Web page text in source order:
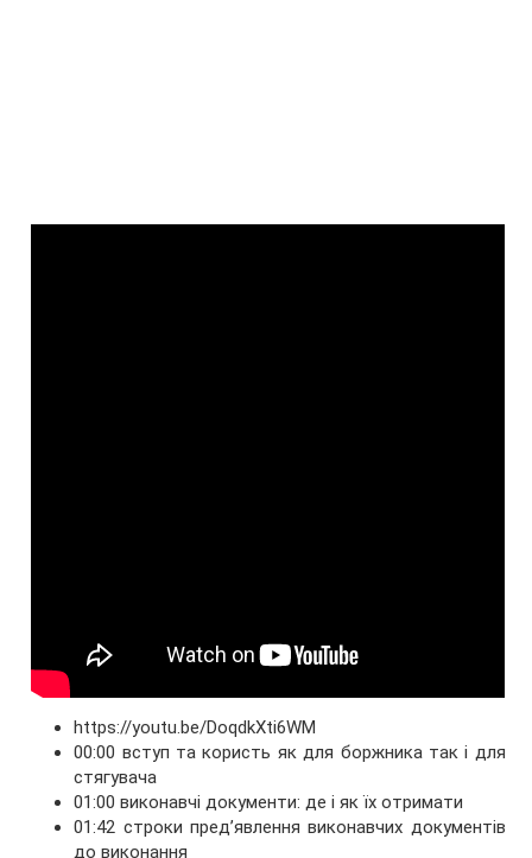
https://youtu.be/DoqdkXti6WM
00:00 вступ та користь як для боржника так і для
стягувача
01:00 виконавчі документи: де і як їх отримати
01:42 строки пред’явлення виконавчих документів
до виконання